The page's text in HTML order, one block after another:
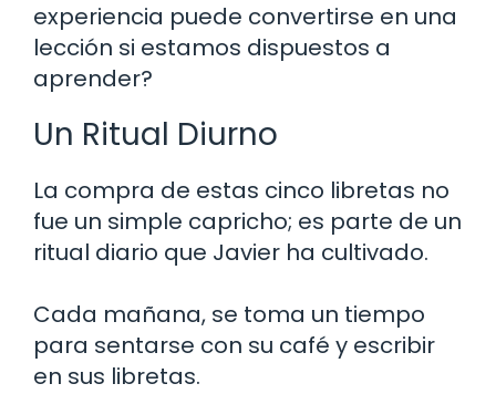
experiencia puede convertirse en una
lección si estamos dispuestos a
aprender?
Un Ritual Diurno
La compra de estas cinco libretas no
fue un simple capricho; es parte de un
ritual diario que Javier ha cultivado.
Cada mañana, se toma un tiempo
para sentarse con su café y escribir
en sus libretas.